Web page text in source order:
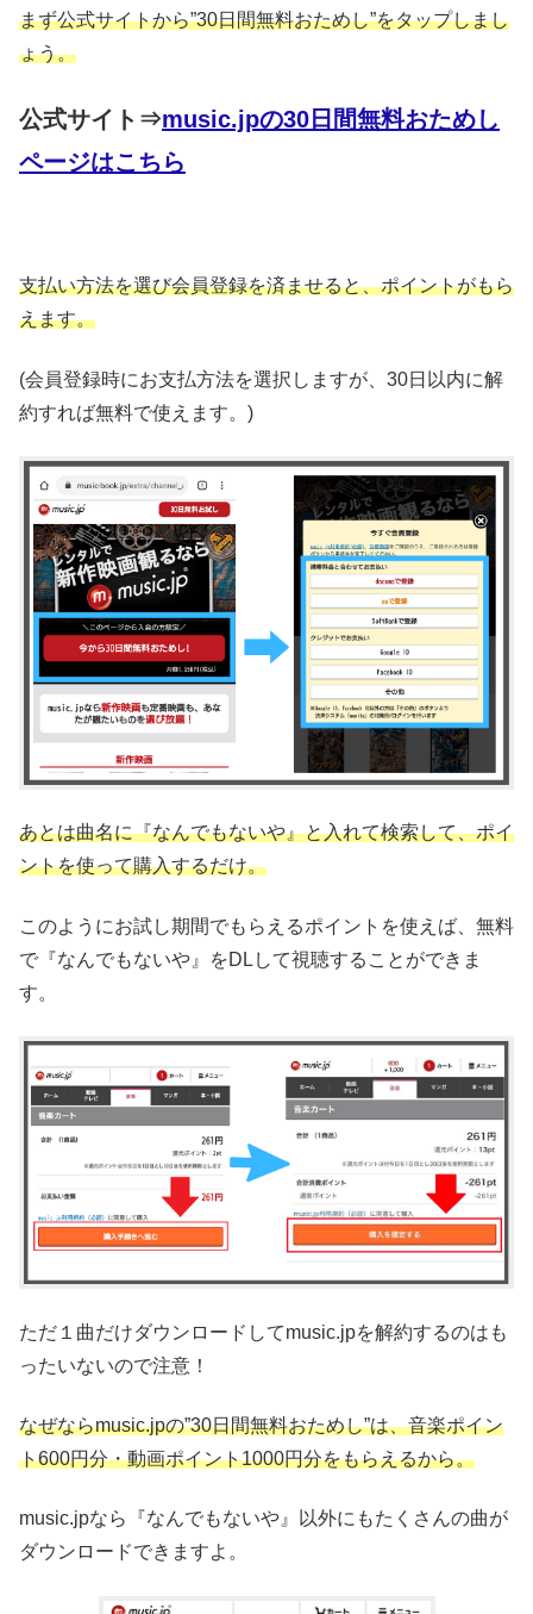
まず公式サイトから”30日間無料おためし”をタップしまし
ょう。
公式サイト⇒music.jpの30日間無料おためし
ページはこちら
支払い方法を選び会員登録を済ませると、ポイントがもら
えます。
(会員登録時にお支払方法を選択しますが、30日以内に解
約すれば無料で使えます。)
あとは曲名に『なんでもないや』と入れて検索して、ポイ
ントを使って購入するだけ。
このようにお試し期間でもらえるポイントを使えば、無料
で『なんでもないや』をDLして視聴することができま
す。
ただ１曲だけダウンロードしてmusic.jpを解約するのはも
ったいないので注意！
なぜならmusic.jpの”30日間無料おためし”は、音楽ポイン
ト600円分・動画ポイント1000円分をもらえるから。
music.jpなら『なんでもないや』以外にもたくさんの曲が
ダウンロードできますよ。